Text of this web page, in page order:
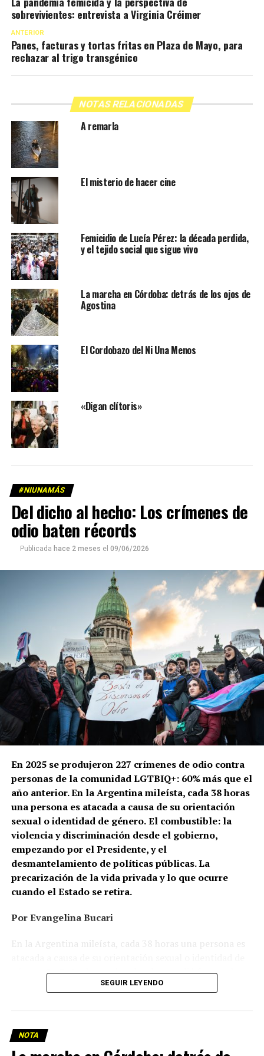
sobrevivientes: entrevista a Virginia Créimer
ANTERIOR
Panes, facturas y tortas fritas en Plaza de Mayo, para
rechazar al trigo transgénico
NOTAS RELACIONADAS
A remarla
El misterio de hacer cine
Femicidio de Lucía Pérez: la década perdida,
y el tejido social que sigue vivo
La marcha en Córdoba: detrás de los ojos de
Agostina
El Cordobazo del Ni Una Menos
«Digan clítoris»
#NIUNAMÁS
Del dicho al hecho: Los crímenes de
odio baten récords
Publicada hace 2 meses el 09/06/2026
En 2025 se produjeron 227 crímenes de odio contra
personas de la comunidad LGTBIQ+: 60% más que el
año anterior. En la Argentina mileísta, cada 38 horas
una persona es atacada a causa de su orientación
sexual o identidad de género.El combustible: la
violencia y discriminación desde el gobierno,
empezando por el Presidente, y el
desmantelamiento de políticas públicas. La
precarización de la vida privada y lo que ocurre
cuando el Estado se retira.
Por Evangelina Bucari
En la Argentina mileísta, cada 38 horas una persona es
género. En Cañuelas, un hombre le prendió fuego a la
casa de una pareja de lesbianas. En Recoleta, dos
un hombre las frenó y las increpó: una terminó con la
nariz fracturada; la otra, con lesiones en la mano. En
Palermo, un joven gay fue brutalmente golpeado y le
SEGUIR LEYENDO
NOTA